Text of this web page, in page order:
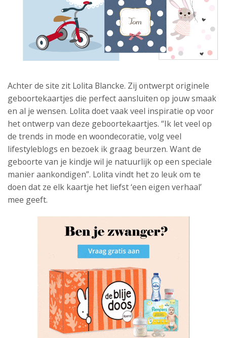
Achter de site zit Lolita Blancke. Zij ontwerpt originele
geboortekaartjes die perfect aansluiten op jouw smaak
en al je wensen. Lolita doet vaak veel inspiratie op voor
het ontwerp van deze geboortekaartjes. “Ik let veel op
de trends in mode en woondecoratie, volg veel
lifestyleblogs en bezoek ik graag beurzen. Want de
geboorte van je kindje wil je natuurlijk op een speciale
manier aankondigen”. Lolita vindt het zo leuk om te
doen dat ze elk kaartje het liefst ‘een eigen verhaal’
mee geeft.